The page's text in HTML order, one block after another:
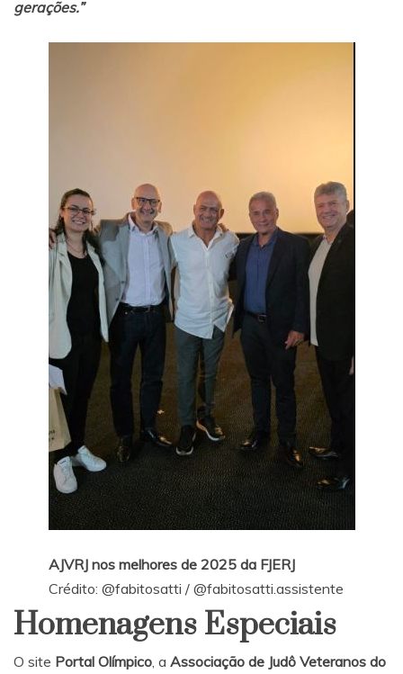
gerações.”
AJVRJ nos melhores de 2025 da FJERJ
Crédito: @fabitosatti / @fabitosatti.assistente
Homenagens Especiais
O site Portal Olímpico, a Associação de Judô Veteranos do